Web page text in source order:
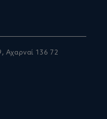
Αχαρναί 136 72